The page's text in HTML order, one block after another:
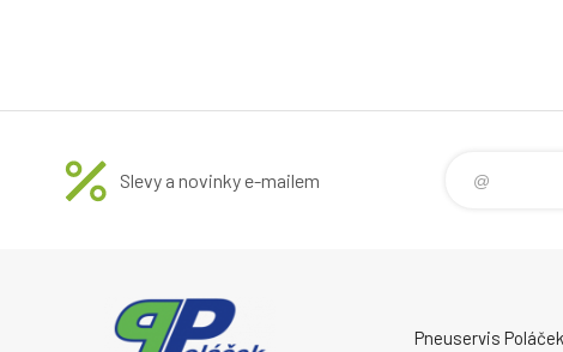
Slevy a novinky e-mailem
Pneuservis